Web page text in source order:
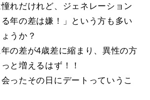
憧れだけれど、ジェネレーション
年の差は嫌！」という方も多い
うか？
の差が4歳差に縮まり、異性の方
と増えるはず！！
ったその日にデートっていうこ